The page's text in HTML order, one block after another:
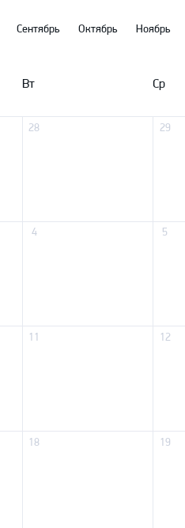
Северсталь
Шанхайские Драконы
Сентябрь Октябрь Ноябрь
Вт Ср
28 29
4 5
11 12
18 19